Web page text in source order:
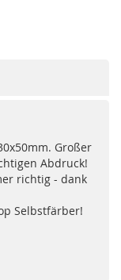
Großer
Abdruck!
richtig - dank
Selbstfärber!